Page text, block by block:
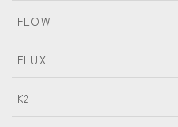
FLOW
FLUX
K2